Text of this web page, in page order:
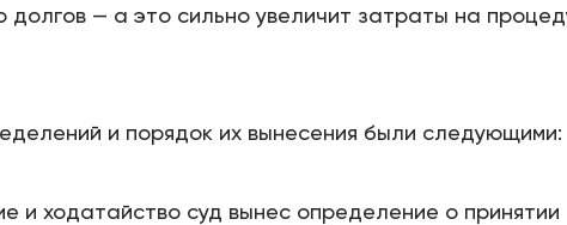
долгов — а это сильно увеличит затраты на
и порядок их вынесения были следующими:
и ходатайство суд вынес определение о принятии